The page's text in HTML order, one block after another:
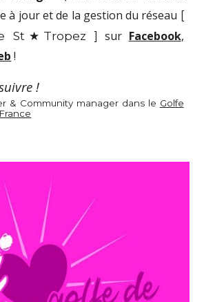
à jour et de la gestion du réseau [
St★Tropez ] sur Facebook,
!
!
& Community manager dans le Golfe
France